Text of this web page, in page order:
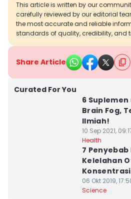
This article is written by our
carefully reviewed by our editorial
the most accurate and reliable
standards of quality, credibility, and
Share Article
Curated For You
6
Brain Fog,
Ilmiah!
10 Sep 2021,
Health
7 Penyebab
Kelelahan
06 Okt 2019,
Science